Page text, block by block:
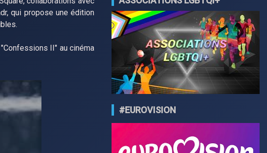
qui propose une édition
II" au cinéma
#EUROVISION